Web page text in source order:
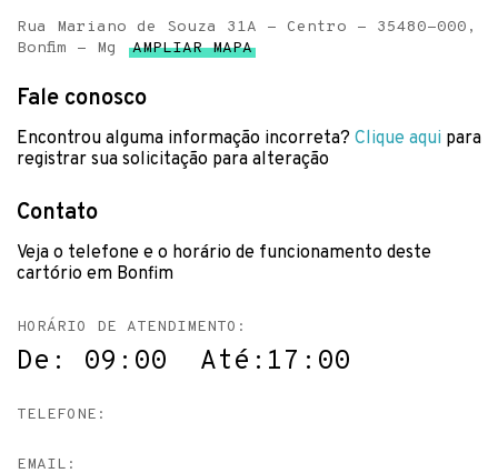
Rua Mariano de Souza 31A - Centro - 35480-000,
Bonfim - Mg
AMPLIAR MAPA
Fale conosco
Encontrou alguma informação incorreta? Clique aqui para
registrar sua solicitação para alteração
Contato
Veja o telefone e o horário de funcionamento deste
cartório em Bonfim
HORÁRIO DE ATENDIMENTO:
De: 09:00 Até:17:00
TELEFONE:
EMAIL: